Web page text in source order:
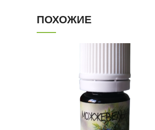
ПОХОЖИЕ